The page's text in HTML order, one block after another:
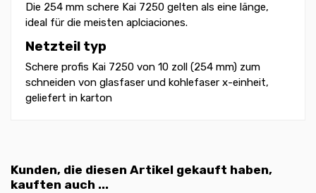
Die 254 mm schere Kai 7250 gelten als eine länge,
ideal für die meisten aplciaciones.
Netzteil typ
Schere profis Kai 7250 von 10 zoll (254 mm) zum
schneiden von glasfaser und kohlefaser x-einheit,
geliefert in karton
Kunden, die diesen Artikel gekauft haben,
kauften auch ...